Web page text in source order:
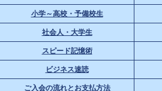
小学～高校・予備校生
社会人・大学生
スピード記憶術
ビジネス速読
ご入会の流れとお支払方法